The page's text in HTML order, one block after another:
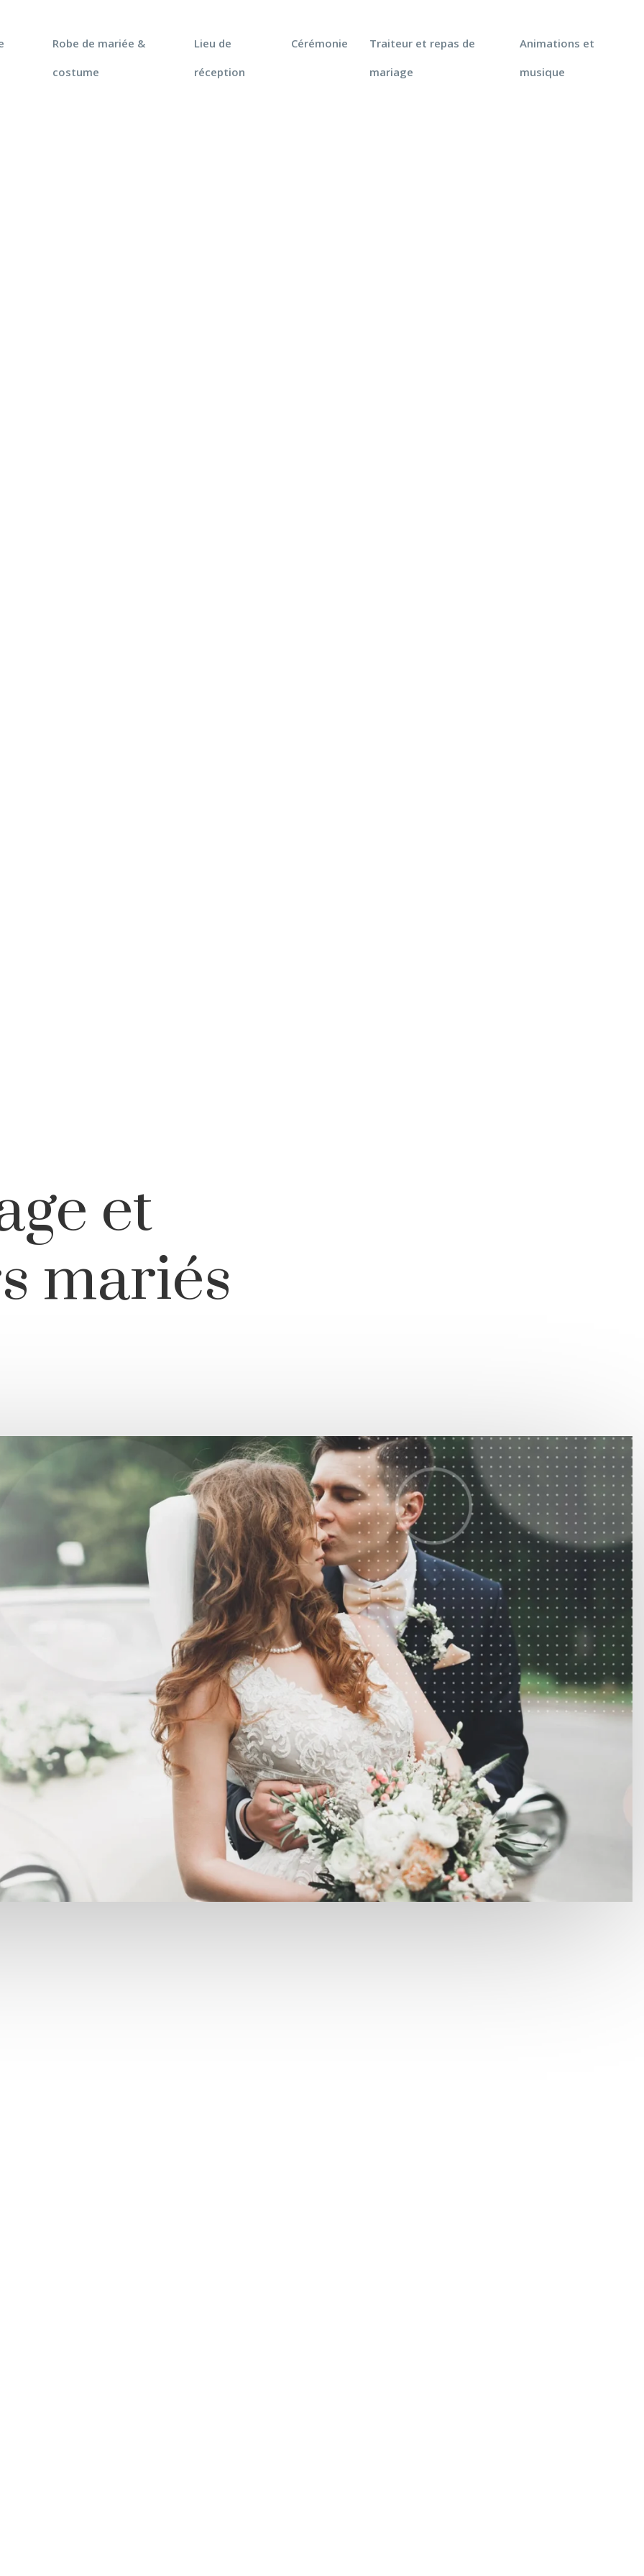
Robe de mariée &
costume
Lieu de
réception
Cérémonie
Traiteur et repas de
mariage
Animations et
musique
et
mariés